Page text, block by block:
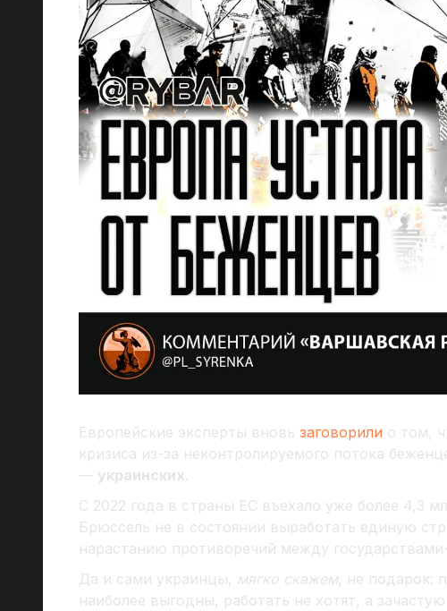
Европейские эксперты вновь заговорили о том,
кризиса из-за неконтролируемого потока
— украинских.
С 2022 года в страны ЕС въехало уже более 4,3
Брюссель не в состоянии выработать единую
нарастанию противоречий между
Да и сами украинцы, мягко скажем, не подарок:
наиболее выгодны, работать не хотят, а